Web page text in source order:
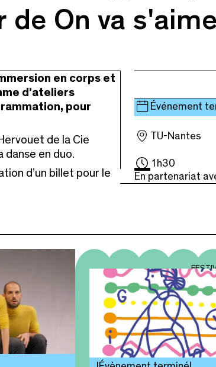
de On va
en corps et
d’ateliers
pour
de la Cie
danse en duo.
d’un billet pour le
Événement
TU-Nantes
1h30
En partenariat